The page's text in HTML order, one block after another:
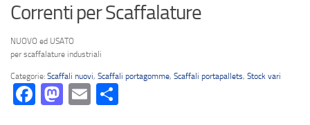
Correnti per Scaffalature
NUOVO ed USATO
per scaffalature industriali
Categorie: Scaffali nuovi, Scaffali portagomme, Scaffali portapallets, Stock vari
Facebook
Mastodon
Email